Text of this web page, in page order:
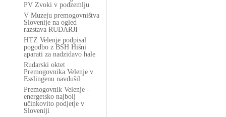
PV Zvoki v podzemlju
V Muzeju premogovništva
Slovenije na ogled
razstava RUDARJI
HTZ Velenje podpisal
pogodbo z BSH Hišni
aparati za nadzidavo hale
Rudarski oktet
Premogovnika Velenje v
Esslingenu navdušil
Premogovnik Velenje -
energetsko najbolj
učinkovito podjetje v
Sloveniji